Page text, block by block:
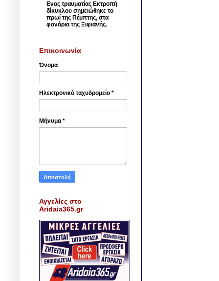
Ενας τραυματίας Εκτροπή
δίκυκλου σημειώθηκε το
πρωί της Πέμπτης, στα
φανάρια της Ξιφιανής.
Επικοινωνία
Όνομα
Ηλεκτρονικό ταχυδρομείο *
Μήνυμα *
Αγγελίες στο
Aridaia365.gr